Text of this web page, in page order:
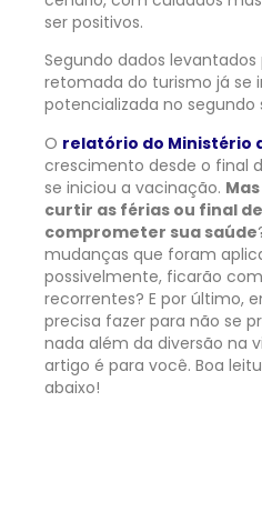
ser positivos.
Segundo dados levantados
retomada do turismo já se
potencializada no segundo
O relatório do Ministério
crescimento desde o final
se iniciou a vacinação.
curtir as férias ou final
comprometer sua saúde
mudanças que foram
possivelmente, ficarão
recorrentes? E por último,
precisa fazer para não se
nada além da diversão na
artigo é para você. Boa
abaixo!